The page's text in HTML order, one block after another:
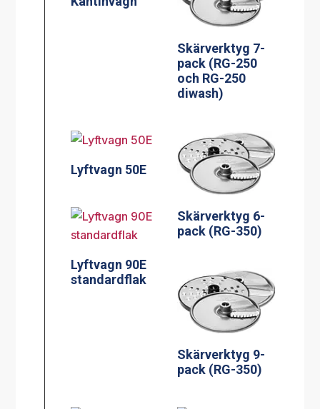
Skärverktyg 7-
pack (RG-250
och RG-250
diwash)
Lyftvagn 50E
Skärverktyg 6-
pack (RG-350)
Lyftvagn 90E
standardflak
Skärverktyg 9-
pack (RG-350)